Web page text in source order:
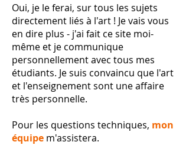
Oui, je le ferai, sur tous les sujets
directement liés à l'art ! Je vais vous
en dire plus - j'ai fait ce site moi-
même et je communique
personnellement avec tous mes
étudiants. Je suis convaincu que l'art
et l'enseignement sont une affaire
très personnelle.
Pour les questions techniques, mon
équipe m'assistera.